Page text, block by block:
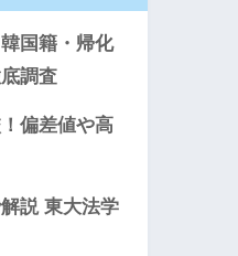
国籍・帰化
調査
偏差値や高
説 東大法学